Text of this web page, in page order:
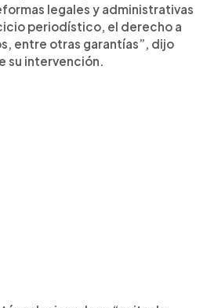
legales y administrativas
periodístico, el derecho a
entre otras garantías”, dijo
su intervención.